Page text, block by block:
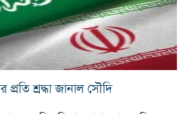
শ্রদ্ধা জানাল সৌদি